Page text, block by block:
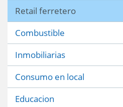
Retail ferretero
Combustible
Inmobiliarias
Consumo en local
Educacion